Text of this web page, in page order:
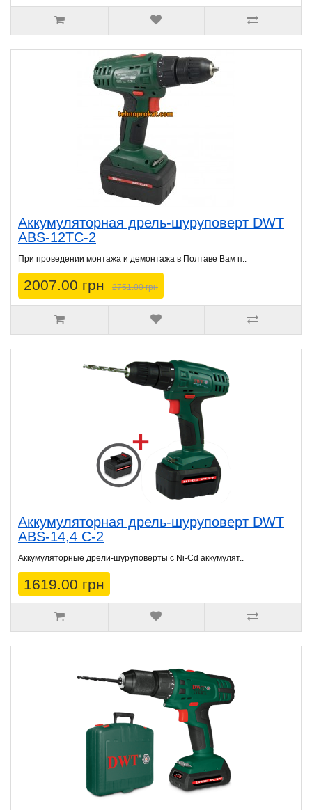
Аккумуляторная дрель-шуруповерт DWT
ABS-12TC-2
При проведении монтажа и демонтажа в Полтаве Вам п..
2007.00 грн 2751.00 грн
Аккумуляторная дрель-шуруповерт DWT
ABS-14,4 C-2
Аккумуляторные дрели-шуруповерты с Ni-Cd аккумулят..
1619.00 грн